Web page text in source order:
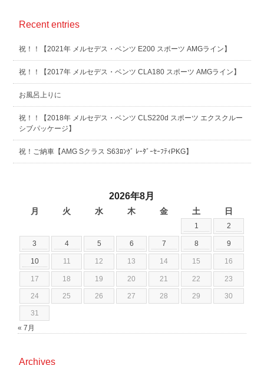
Recent entries
祝！！【2021年 メルセデス・ベンツ E200 スポーツ AMGライン】
祝！！【2017年 メルセデス・ベンツ CLA180 スポーツ AMGライン】
お風呂上りに
祝！！【2018年 メルセデス・ベンツ CLS220d スポーツ エクスクルー
シブパッケージ】
祝！ご納車【AMG Sクラス S63ﾛﾝｸﾞ ﾚｰﾀﾞｰｾｰﾌﾃｨPKG】
2026年8月
月 火 水 木 金 土 日
1 2
3 4 5 6 7 8 9
10 11 12 13 14 15 16
17 18 19 20 21 22 23
24 25 26 27 28 29 30
31
« 7月
Archives